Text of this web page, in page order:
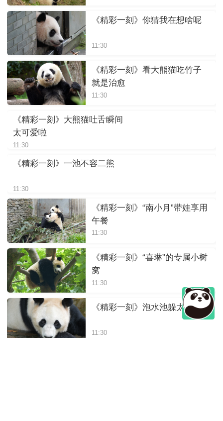
《精彩一刻》你猜我在想啥呢
11:30
《精彩一刻》看大熊猫吃竹子
就是治愈
11:30
《精彩一刻》大熊猫吐舌瞬间
太可爱啦
11:30
《精彩一刻》一池不容二熊
11:30
《精彩一刻》“南小月”带娃享用
午餐
11:30
《精彩一刻》“喜琳”的专属小树
窝
11:30
《精彩一刻》泡水池躲太阳啰
11:30